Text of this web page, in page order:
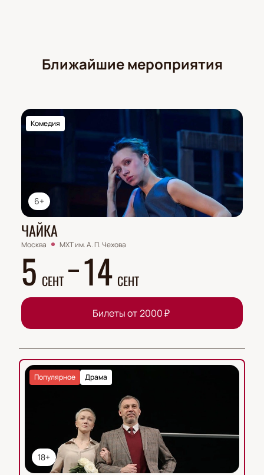
Ближайшие мероприятия
6+
Комедия
ЧАЙКА
Москва МХТ им. А. П. Чехова
5 СЕНТ 14 СЕНТ
Билеты от 2000₽
18+
Драма
Популярное